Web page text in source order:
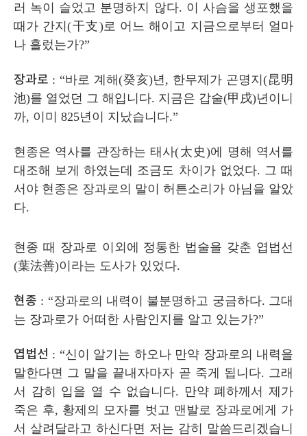
러 녹이 슬었고 분명하지 않다. 이 사슴을 생포했을
때가 간지(干支)로 어느 해이고 지금으로부터 얼마
나 흘렀는가?”
장과로 : “바로 계해 (癸亥)년, 한무제가 곤명지(昆明
池)를 열었던 그 해입니다. 지금은 갑술(甲戌)년이니
까, 이미 825년이 지났습니다.”
현종은 역사를 관장하는 태사(太史)에 명해 역서를
대조해 보게 하였는데 조금도 차이가 없었다. 그 때
서야 현종은 장과로의 말이 허튼소리가 아님을 알았
다.
현종 때 장과로 이외에 정통한 법술을 갖춘 엽법선
(葉法善)이라는 도사가 있었다.
현종 : “장과로의 내력이 불분명하고 궁금하다. 그대
는 장과로가 어떠한 사람인지를 알고 있는가?”
엽법선 : “신이 알기는 하오나 만약 장과로의 내력을
말한다면 그 말을 끝내자마자 곧 죽게 됩니다. 그래
서 감히 입을 열 수 없습니다. 만약 폐하께서 제가
죽은 후, 황제의 모자를 벗고 맨발로 장과로에게 가
서 살려달라고 하신다면 저는 감히 말씀드리겠습니